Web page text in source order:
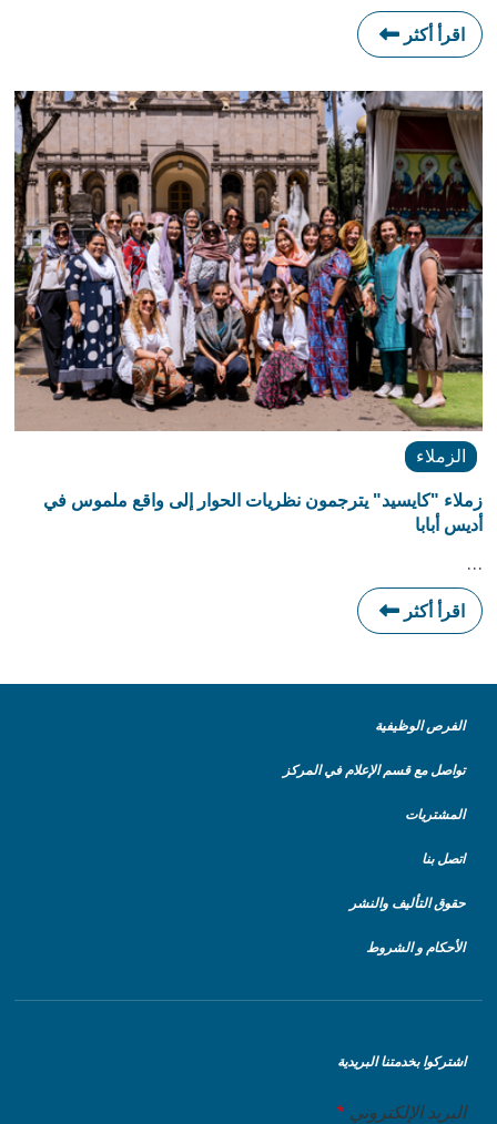
اقرأ أكثر
الزملاء
زملاء "كايسيد" يترجمون نظريات الحوار إلى واقع ملموس في
أديس أبابا
…
اقرأ أكثر
الفرص الوظيفية
تواصل مع قسم الإعلام في المركز
المشتريات
اتصل بنا
حقوق التأليف والنشر
الأحكام و الشروط
اشتركوا بخدمتنا البريدية
البريد الإلكتروني